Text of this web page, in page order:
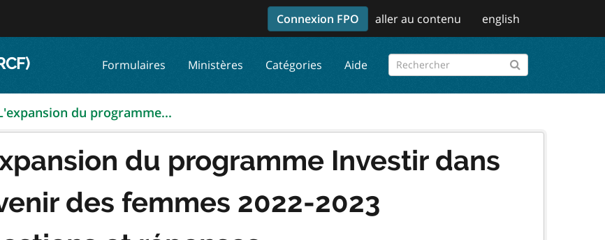
Connexion FPO aller au contenu english
Formulaires Ministères Catégories Aide
du programme...
du programme Investir dans
des femmes 2022-2023